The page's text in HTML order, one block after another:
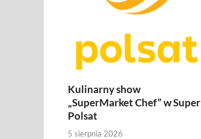
Kulinarny show
„SuperMarket Chef” w Super
Polsat
5 sierpnia 2026